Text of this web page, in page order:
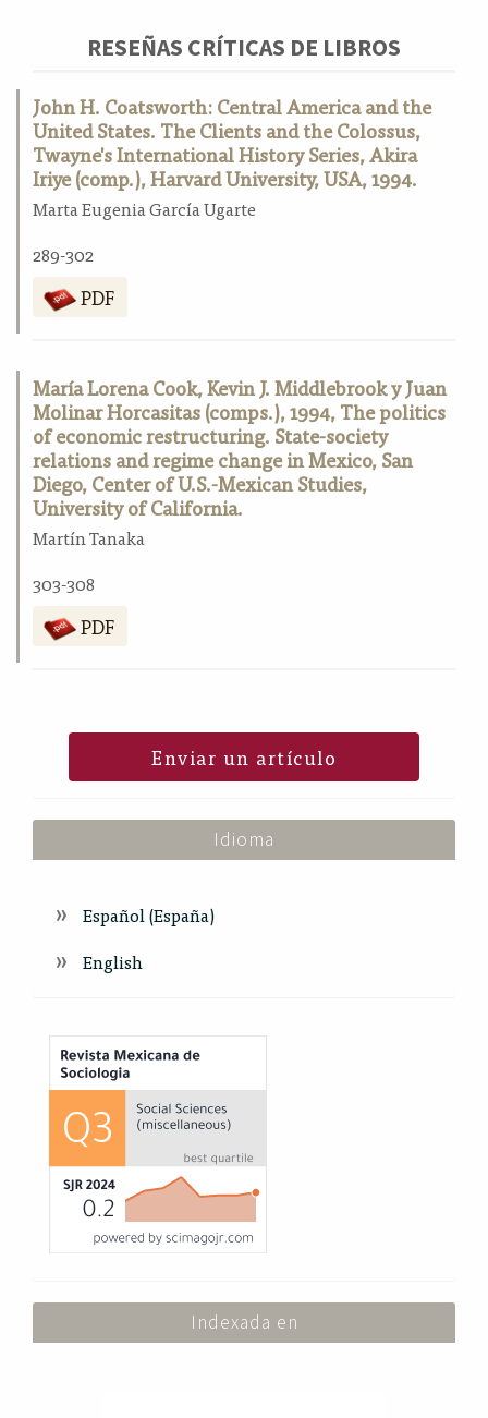
RESEÑAS CRÍTICAS DE LIBROS
John H. Coatsworth: Central America and the
United States. The Clients and the Colossus,
Twayne's International History Series, Akira
Iriye (comp.), Harvard University, USA, 1994.
Marta Eugenia García Ugarte
289-302
PDF
María Lorena Cook, Kevin J. Middlebrook y Juan
Molinar Horcasitas (comps.), 1994, The politics
of economic restructuring. State-society
relations and regime change in Mexico, San
Diego, Center of U.S.-Mexican Studies,
University of California.
Martín Tanaka
303-308
PDF
Enviar un artículo
Idioma
Español (España)
English
Index
Indexada en